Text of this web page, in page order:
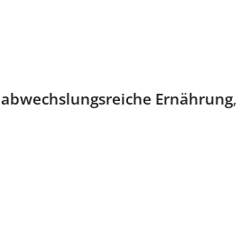
abwechslungsreiche Ernährung,